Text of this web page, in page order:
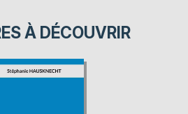
À DÉCOUVRIR